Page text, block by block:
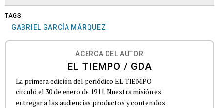
TAGS
GABRIEL GARCÍA MÁRQUEZ
ACERCA DEL AUTOR
EL TIEMPO / GDA
La primera edición del periódico EL TIEMPO
circuló el 30 de enero de 1911. Nuestra misión es
entregar a las audiencias productos y contenidos